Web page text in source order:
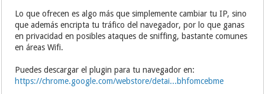
Lo que ofrecen es algo más que simplemente cambiar tu IP, sino
que además encripta tu tráfico del navegador, por lo que ganas
en privacidad en posibles ataques de sniffing, bastante comunes
en áreas Wifi.
Puedes descargar el plugin para tu navegador en:
https://chrome.google.com/webstore/detai...bhfomcebme